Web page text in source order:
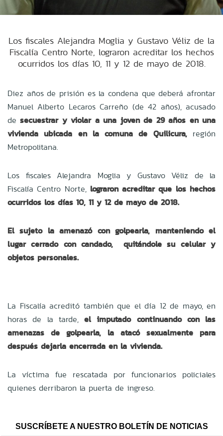
Los fiscales Alejandra Moglia y Gustavo Véliz de la
Fiscalía Centro Norte, lograron acreditar los hechos
ocurridos los días 10, 11 y 12 de mayo de 2018.
Diez años de prisión es la condena que deberá afrontar
Manuel Alberto Lecaros Carreño (de 42 años), acusado
desecuestrar y violar a una joven de 29 años en una
vivienda ubicada en la comuna de Quilicura,región
Metropolitana.
Los fiscales Alejandra Moglia y Gustavo Véliz de la
Fiscalía Centro Norte, lograron acreditar que los hechos
ocurridos los días 10, 11 y 12 de mayo de 2018.
El sujeto la amenazó con golpearla, manteniendo el
lugar cerrado con candado, quitándole su celular y
objetos personales.
La Fiscalía acreditó también que el día 12 de mayo, en
horas de la tarde,el imputado continuando con las
amenazas de golpearla, la atacó sexualmente para
después dejarla encerrada en la vivienda.
La víctima fue rescatada por funcionarios policiales
quienes derribaron la puerta de ingreso.
SUSCRÍBETE A NUESTRO BOLETÍN DE NOTICIAS